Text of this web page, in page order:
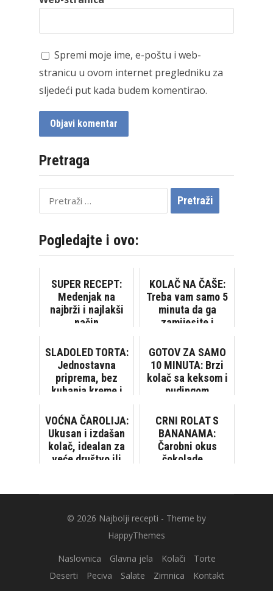
Spremi moje ime, e-poštu i web-
stranicu u ovom internet pregledniku za
sljedeći put kada budem komentirao.
Pretraga
Pretraži:
Pogledajte i ovo:
SUPER RECEPT:
Medenjak na
najbrži i najlakši
način
KOLAČ NA ČAŠE:
Treba vam samo 5
minuta da ga
zamijesite i
SLADOLED TORTA:
Jednostavna
priprema, bez
kuhanja kreme i
[VIDEO]
GOTOV ZA SAMO
10 MINUTA: Brzi
kolač sa keksom i
pudingom
VOĆNA ČAROLIJA:
Ukusan i izdašan
kolač, idealan za
veće društvo ili
CRNI ROLAT S
BANANAMA:
Čarobni okus
čokolade...
© 2026 Najbolji recepti - Theme by
HappyThemes
Naslovnica
Glavna jela Kolači
Torte
Deserti
Peciva Salate Zimnica Kontakt